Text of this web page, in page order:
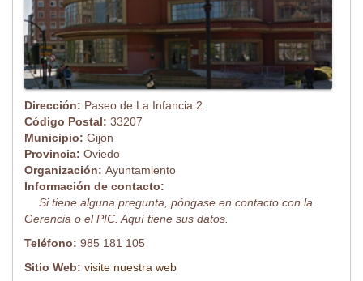
Dirección: Paseo de La Infancia 2
Código Postal: 33207
Municipio: Gijon
Provincia: Oviedo
Organización: Ayuntamiento
Información de contacto:
Si tiene alguna pregunta, póngase en contacto con la
Gerencia o el PIC. Aquí tiene sus datos.
Teléfono: 985 181 105
Sitio Web: visite nuestra web